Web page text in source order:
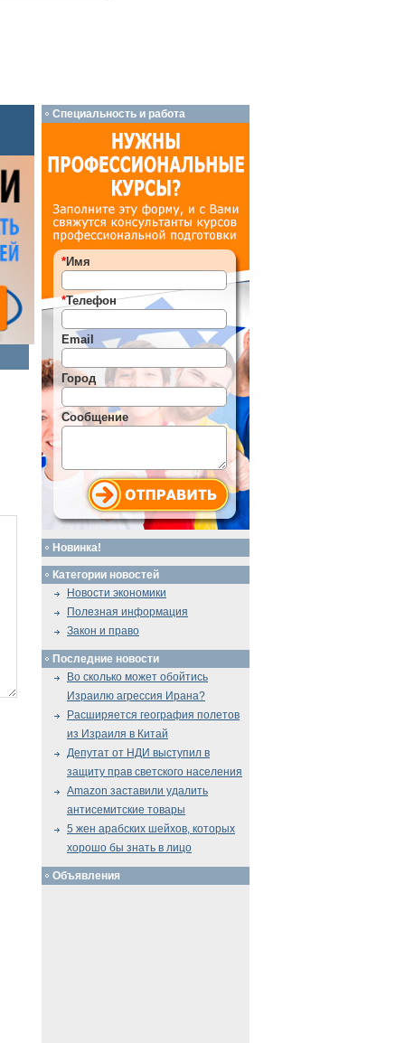
Специальность и работа
*Имя
*Телефон
Email
Город
Сообщение
Новинка!
Категории новостей
Новости экономики
Полезная информация
Закон и право
Последние новости
Во сколько может обойтись
Израилю агрессия Ирана?
Расширяется география полетов
из Израиля в Китай
Депутат от НДИ выступил в
защиту прав светского населения
Amazon заставили удалить
антисемитские товары
5 жен арабских шейхов, которых
хорошо бы знать в лицо
Объявления